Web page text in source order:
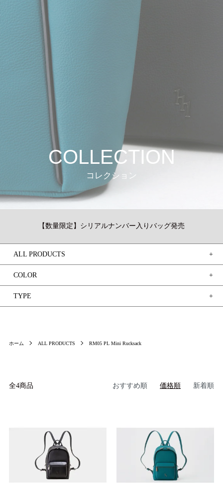
ログイン / 新規登録
買い物かご
検索
COLLECTION
コレクション
【数量限定】シリアルナンバー入りバッグ発売
ホーム ALL PRODUCTS RM05 PL Mini Rucksack
全4商品 おすすめ順 価格順 新着順
ALL PRODUCTS
COLOR
TYPE